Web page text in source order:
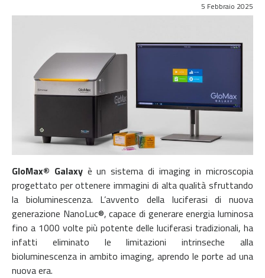
5 Febbraio 2025
GloMax® Galaxyè un sistema di imaging in microscopia
progettato per ottenere immagini di alta qualità sfruttando
la bioluminescenza. L’avvento della luciferasi di nuova
generazione NanoLuc®, capace di generare energia luminosa
fino a 1000 volte più potente delle luciferasi tradizionali, ha
infatti eliminato le limitazioni intrinseche alla
bioluminescenza in ambito imaging, aprendo le porte ad una
nuova era.